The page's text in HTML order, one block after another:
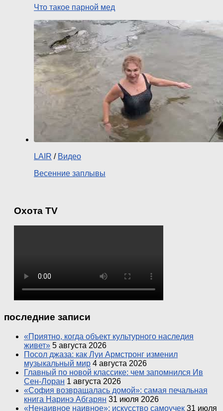
Что такое парной мед
LAIR / Видео
Весенние заплывы
Охота TV
последние записи
«Приятно, когда объект культурного наследия
живет» 5 августа 2026
Посол джаза: как Луи Армстронг изменил
музыкальный мир 4 августа 2026
Главный по новой классике: чем запомнился Ив
Сен-Лоран 1 августа 2026
«София возвращалась домой»: самая печальная
книга Наринэ Абгарян 31 июля 2026
«Ненаивное наивное»: искусство самоучек 31 июля